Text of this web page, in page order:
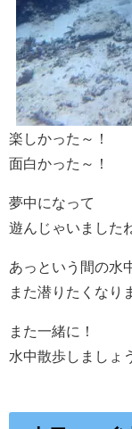
楽しかった～！
面白かった～！
夢中になって
遊んじゃいました
あっという間の水
また潜りたくなり
また一緒に！
水中散歩しましょ